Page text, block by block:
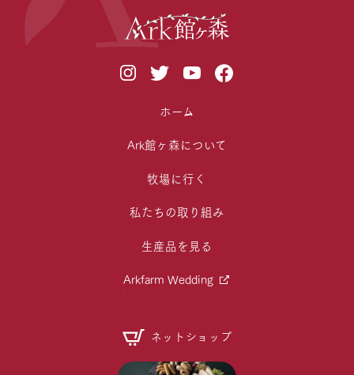
ホーム
Ark館ヶ森について
牧場に行く
私たちの取り組み
生産品を見る
Arkfarm Wedding
ネットショップ